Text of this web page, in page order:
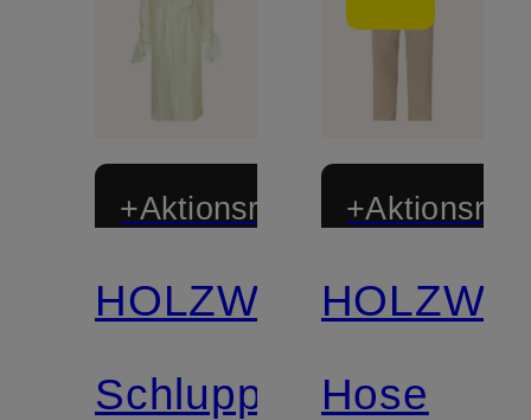
+Aktionsrabatt
HOLZWEILER
Schluppenkleid
Hose